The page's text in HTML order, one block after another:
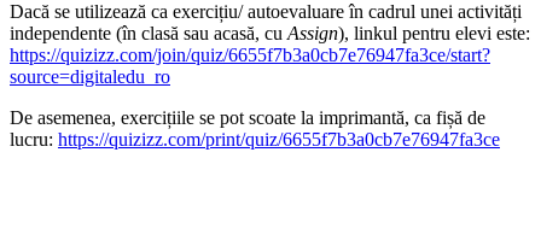
Dacă se utilizează ca exercițiu/ autoevaluare în cadrul unei activități
independente (în clasă sau acasă, cu Assign), linkul pentru elevi este:
https://quizizz.com/join/quiz/6655f7b3a0cb7e76947fa3ce/start?
source=digitaledu_ro
De asemenea, exercițiile se pot scoate la imprimantă, ca fișă de
lucru: https://quizizz.com/print/quiz/6655f7b3a0cb7e76947fa3ce